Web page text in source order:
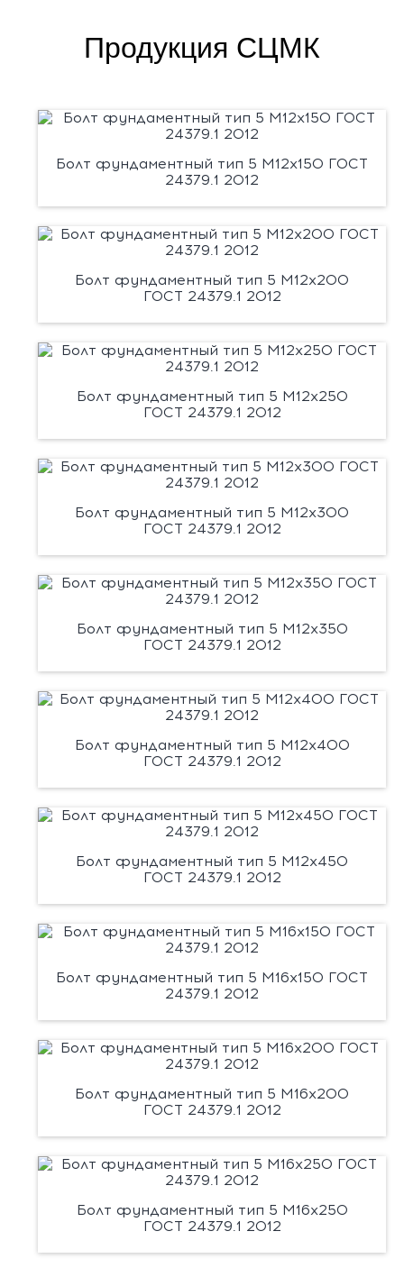
Продукция СЦМК
Болт фундаментный тип 5 М12х150 ГОСТ
24379.1 2012
Болт фундаментный тип 5 М12х200
ГОСТ 24379.1 2012
Болт фундаментный тип 5 М12х250
ГОСТ 24379.1 2012
Болт фундаментный тип 5 М12х300
ГОСТ 24379.1 2012
Болт фундаментный тип 5 М12х350
ГОСТ 24379.1 2012
Болт фундаментный тип 5 М12х400
ГОСТ 24379.1 2012
Болт фундаментный тип 5 М12х450
ГОСТ 24379.1 2012
Болт фундаментный тип 5 М16х150 ГОСТ
24379.1 2012
Болт фундаментный тип 5 М16х200
ГОСТ 24379.1 2012
Болт фундаментный тип 5 М16х250
ГОСТ 24379.1 2012